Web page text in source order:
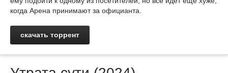
когда Арена принимают за официанта.
скачать торрент